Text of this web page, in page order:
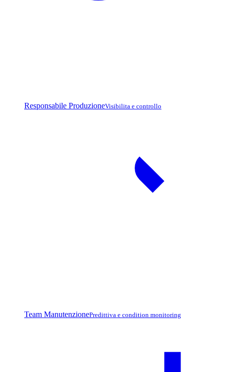
Responsabile ProduzioneVisibilita e controllo
Team ManutenzionePredittiva e condition monitoring